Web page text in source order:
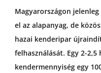
Magyarországon
el az alapanyag, de
hazai kenderipar
felhasználását. Egy 2-
kendermennyiség egy